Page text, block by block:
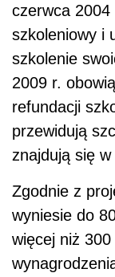
czerwca
szkoleniowy i
szkolenie
2009 r.
refundacji
przewidują
znajdują się
Zgodnie z
wyniesie do
więcej niż